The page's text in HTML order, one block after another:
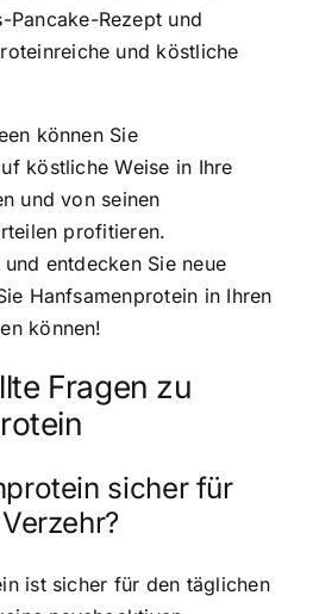
Pancake-Rezept und
und köstliche
können Sie
köstliche Weise in Ihre
und von seinen
profitieren.
entdecken Sie neue
Hanfsamenprotein in Ihren
können!
Fragen zu
sicher für
ist sicher für den täglichen